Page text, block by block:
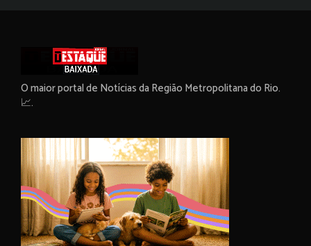
O maior portal de Notícias da Região Metropolitana do Rio.
📈.